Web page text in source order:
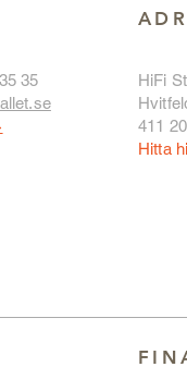
35
HiFi
411
Hitta